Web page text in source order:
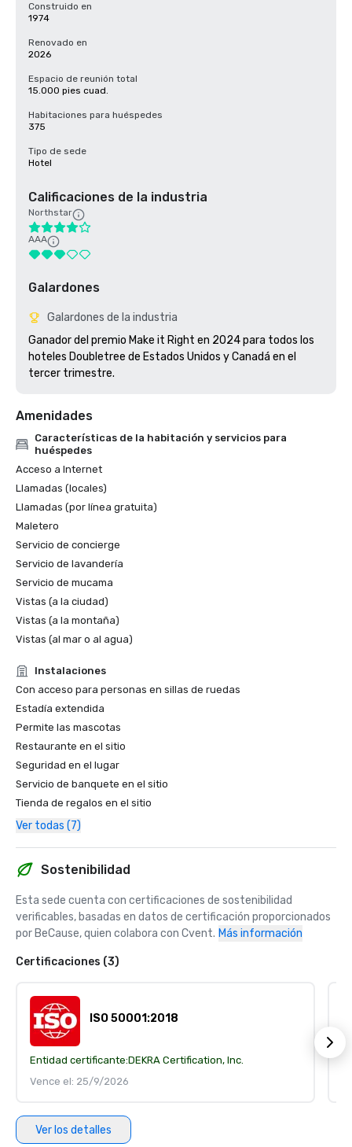
Construido en
1974
Renovado en
2026
Espacio de reunión total
15.000 pies cuad.
Habitaciones para huéspedes
375
Tipo de sede
Hotel
Calificaciones de la industria
Northstar
AAA
Galardones
Galardones de la industria
Ganador del premio Make it Right en 2024 para todos los
hoteles Doubletree de Estados Unidos y Canadá en el
Amenidades
Características de la habitación y servicios para
huéspedes
Acceso a Internet
Llamadas (locales)
Llamadas (por línea gratuita)
Maletero
Servicio de concierge
Servicio de lavandería
Servicio de mucama
Vistas (a la ciudad)
Vistas (a la montaña)
Vistas (al mar o al agua)
Instalaciones
Con acceso para personas en sillas de ruedas
Estadía extendida
Permite las mascotas
Restaurante en el sitio
Seguridad en el lugar
Servicio de banquete en el sitio
Tienda de regalos en el sitio
Ver todas (7)
Sostenibilidad
Esta sede cuenta con certificaciones de sostenibilidad
verificables, basadas en datos de certificación proporcionados
por BeCause, quien colabora con Cvent. Más información
Certificaciones (3)
ISO 50001:2018
Entidad certificante:DEKRA Certification, Inc.
Vence el: 25/9/2026
Ver los detalles